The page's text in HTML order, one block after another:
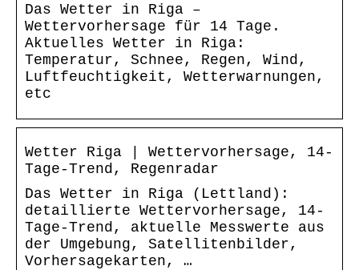
Das Wetter in Riga –
Wettervorhersage für 14 Tage.
Aktuelles Wetter in Riga:
Temperatur, Schnee, Regen, Wind,
Luftfeuchtigkeit, Wetterwarnungen,
etc
Wetter Riga | Wettervorhersage, 14-
Tage-Trend, Regenradar
Das Wetter in Riga (Lettland):
detaillierte Wettervorhersage, 14-
Tage-Trend, aktuelle Messwerte aus
der Umgebung, Satellitenbilder,
Vorhersagekarten, …